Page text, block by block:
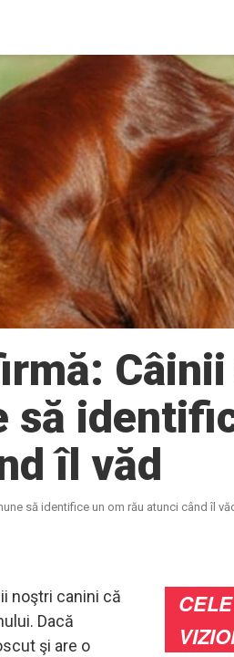
Câinii
să
îl văd
să identifice un om rău atunci când îl
noştri canini că
Dacă
şi are o